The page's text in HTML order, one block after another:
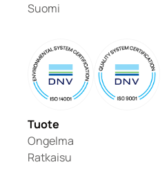
Suomi
Tuote
Ongelma
Ratkaisu